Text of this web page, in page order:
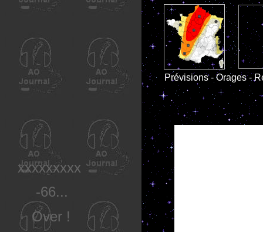
Over !
xxxxxxxxx
-66...
Prévisions - Orages -